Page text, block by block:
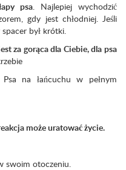
psa. Najlepiej wychodzić
gdy jest chłodniej. Jeśli
był krótki.
za gorąca dla Ciebie, dla psa
Psa na łańcuchu w pełnym
może uratować życie.
swoim otoczeniu.